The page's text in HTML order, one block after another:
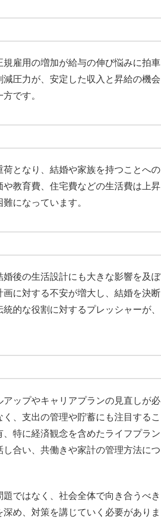
雇用の増加が給与の伸び悩みに拍車
圧力が、安定した収入と昇給の機会
です。
となり、結婚や家族を持つことへの
教育費、住宅費などの生活費は上昇
になっています。
後の生活設計にも大きな影響を及ぼ
に対する不安が増大し、結婚を決断
的な役割に対するプレッシャーが、
ップやキャリアプランの見直しが必
、支出の管理や貯蓄にも注目するこ
特に経済観念を含めたライフプラン
合い、共働きや家計の管理方法につ
ではなく、社会全体で向き合うべき
め、対策を講じていく必要がありま